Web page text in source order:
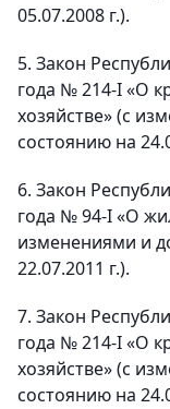
05.07.2008 г.).
5. Закон
года № 214-I «О
хозяйстве» (с
состоянию на
6. Закон
года № 94-I «О
изменениями и
22.07.2011 г.).
7. Закон
года № 214-I «О
хозяйстве» (с
состоянию на